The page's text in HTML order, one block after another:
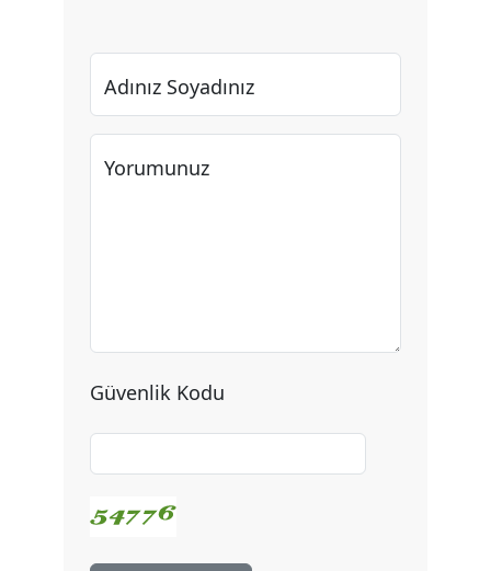
Adınız Soyadınız
Yorumunuz
Güvenlik Kodu